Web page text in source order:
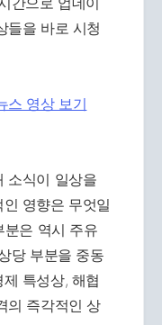
들을 바로 시청
스 영상 보기
소식이 일상을
영향은 무엇일
분은 역시 주유
당 부분을 중동
특성상, 해협
의 즉각적인 상